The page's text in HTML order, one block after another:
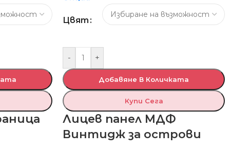
Цвят
- +
Добавяне В Количката
Купи Сега
Лицев панел МДФ
Винтидж за острови